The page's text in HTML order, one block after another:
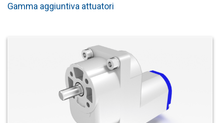
Gamma aggiuntiva attuatori